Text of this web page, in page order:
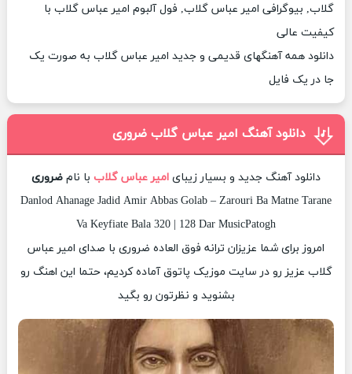
گلاب, بیوگرافی امیر عباس گلاب, فول آلبوم امیر عباس گلاب با
کیفیت عالی
دانلود همه آهنگهای قدیمی و جدید امیر عباس گلاب به صورت یک
جا در یک فایل
دانلود آهنگ امیر عباس گلاب ضروری
دانلود آهنگ جدید و بسیار زیبای امیر عباس گلاب با نام ضروری
Danlod Ahanage Jadid Amir Abbas Golab – Zarouri Ba Matne Tarane
Va Keyfiate Bala 320 | 128 Dar MusicPatogh
امروز برای شما عزیزان ترانه فوق العاده ضروری با صدای امیر عباس
گلاب عزیز رو در سایت موزیک پاتوق آماده کردیم، حتما این اهنگ رو
بشنوید و نظرتون رو بگید